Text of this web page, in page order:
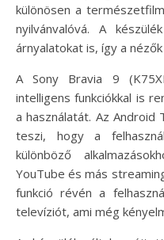
különösen a
nyilvánvalóvá. A
árnyalatokat is, így a
A Sony Bravia 9
intelligens funkciókkal is
a használatát. Az
teszi, hogy a
különböző
YouTube és más
funkció révén a
televíziót, ami még